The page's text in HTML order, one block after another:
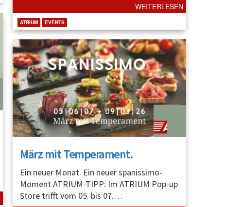
WEITERLESEN
ATRIUM EVENTS
März mit Temperament.
Ein neuer Monat. Ein neuer spanissimo-
Moment ATRIUM-TIPP: Im ATRIUM Pop-up
Store trifft vom 05. bis 07.…